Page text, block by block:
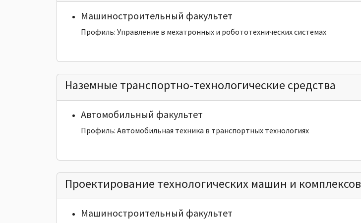
Машиностроительный факультет
Профиль: Управление в мехатронных и робототехнических системах
Наземные транспортно-технологические средства
Автомобильный факультет
Профиль: Автомобильная техника в транспортных технологиях
Проектирование технологических машин и комплексов
Машиностроительный факультет